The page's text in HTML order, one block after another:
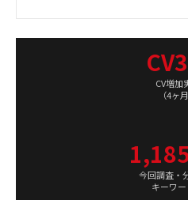
CV増加
（4ヶ月
今回調査・
キーワ